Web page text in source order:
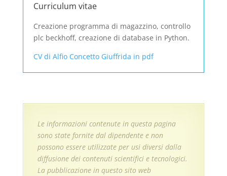
Curriculum vitae
Creazione programma di magazzino, controllo
plc beckhoff, creazione di database in Python.
CV di Alfio Concetto Giuffrida in pdf
Le informazioni contenute in questa pagina
sono state fornite dal dipendente e non
possono essere utilizzate per usi diversi dalla
diffusione dei contenuti scientifici e tecnologici.
La pubblicazione in questo sito web